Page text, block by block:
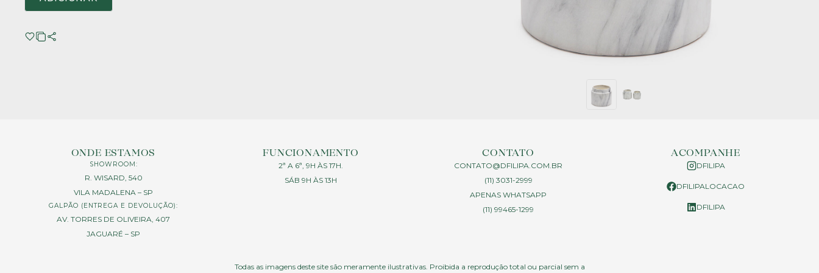
ONDE ESTAMOS
SHOWROOM:
R. WISARD, 540
VILA MADALENA – SP
GALPÃO (ENTREGA E DEVOLUÇÃO):
AV. TORRES DE OLIVEIRA, 407
JAGUARÉ – SP
FUNCIONAMENTO
2ª A 6ª, 9H ÀS 17H.
SÁB 9H ÀS 13H
CONTATO
CONTATO@DFILIPA.COM.BR
(11) 3031-2999
APENAS WHATSAPP
(11) 99465-1299
ACOMPANHE
DFILIPA
DFILIPALOCACAO
DFILIPA
Todas as imagens deste site são meramente ilustrativas. Proibida a reprodução total ou parcial sem a